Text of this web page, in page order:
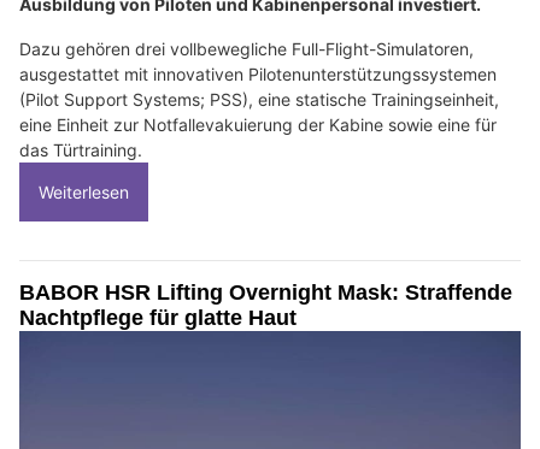
Dazu gehören drei vollbewegliche Full-Flight-Simulatoren,
ausgestattet mit innovativen Pilotenunterstützungssystemen
(Pilot Support Systems; PSS), eine statische Trainingseinheit,
eine Einheit zur Notfallevakuierung der Kabine sowie eine für
das Türtraining.
Weiterlesen
BABOR HSR Lifting Overnight Mask: Straffende
Nachtpflege für glatte Haut